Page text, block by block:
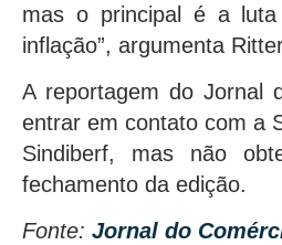
mas o principal é a
inflação”, argumenta
A reportagem do Jornal
entrar em contato com a
Sindiberf, mas não
fechamento da edição.
Fonte: Jornal do